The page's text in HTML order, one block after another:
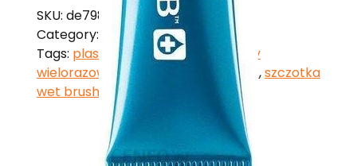
SKU: de798397b241
Category:
Sally Hansen
Tags: plastry na nagniotki
podkłady
wielorazowe lidl
rzeszów rejtana 67 ,szczotka
wet brush